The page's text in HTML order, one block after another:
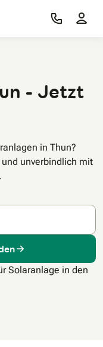
- Jetzt
in Thun?
unverbindlich mit
Solaranlage in den